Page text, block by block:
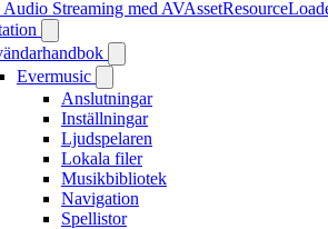
Streaming med
Evermusic
Anslutningar
Inställningar
Ljudspelaren
Lokala filer
Musikbibliotek
Navigation
Spellistor